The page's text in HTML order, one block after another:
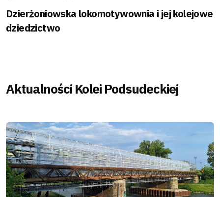
Dzierżoniowska lokomotywownia i jej kolejowe
dziedzictwo
Aktualności Kolei Podsudeckiej